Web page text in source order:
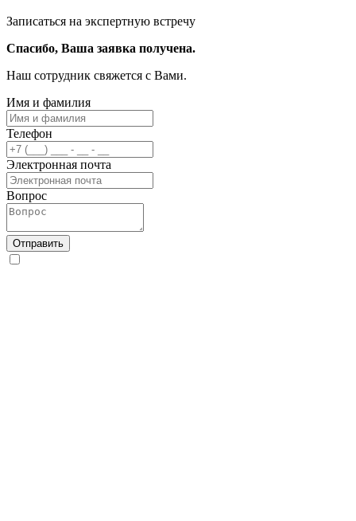
Записаться на экспертную встречу
Спасибо, Ваша заявка получена.
Наш сотрудник свяжется с Вами.
Имя и фамилия
Телефон
Электронная почта
Вопрос
Отправить